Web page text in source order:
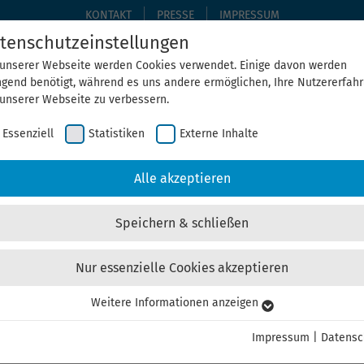
KONTAKT PRESSE IMPRESSUM
THEGA ERLEBEN ÜBER UNS
Haushalt verabschieden: Ratsmitglieder stellen
Doch welche Handlungsfelder der Kommunen sind
Webseite werden Cookies verwendet. Einige davon werden
benötigt, während es uns andere ermöglichen, Ihre
Webseite zu verbessern.
Essenziell Statistiken Externe Inhalte
Alle akzeptieren
Speichern & schließen
Nur essenzielle Cookies akzeptieren
Cookies werden für grundlegende Funktionen der Webseite
Weitere Informationen anzeigen
Impressum